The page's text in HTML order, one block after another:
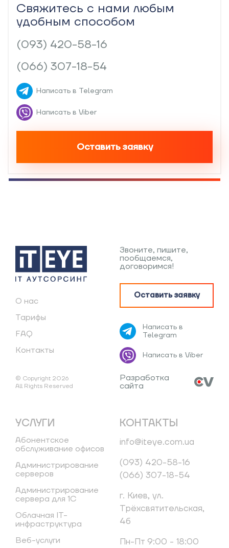
Свяжитесь с нами любым
удобным способом
(093) 420-58-16
(066) 307-18-54
Написать в Telegram
Написать в Viber
Оставить заявку
О нас
Тарифы
FAQ
Контакты
© Copyright 2026
All Rights Reserved
УСЛУГИ
Абонентское
обслуживание офисов
Администрирование
серверов
Администрирование
сервера для 1С
Облачная IT-
инфраструктура
Веб-услуги
КОНТАКТЫ
info@iteye.com.ua
(093) 420-58-16
(066) 307-18-54
г. Киев, ул.
Трёхсвятительская,
4б
Пн-Пт 9:00 - 18:00
Звоните, пишите,
пообщаемся,
договоримся!
Оставить заявку
Написать в
Telegram
Написать в Viber
Разработка
сайта